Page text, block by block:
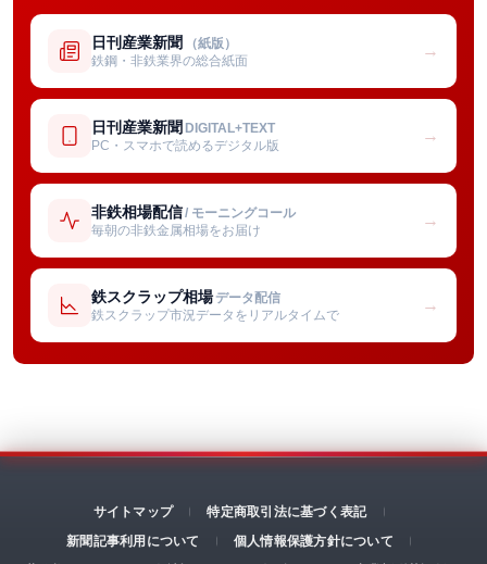
日刊産業新聞 （紙版）
鉄鋼・非鉄業界の総合紙面
→
日刊産業新聞 DIGITAL+TEXT
PC・スマホで読めるデジタル版
→
非鉄相場配信/ モーニングコール
毎朝の非鉄金属相場をお届け
→
鉄スクラップ相場 データ配信
鉄スクラップ市況データをリアルタイムで
→
サイトマップ
特定商取引法に基づく表記
新聞記事利用について
個人情報保護方針について